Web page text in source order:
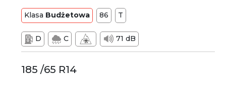
Klasa Budżetowa 86 T
D C 71 dB
185 /65 R14